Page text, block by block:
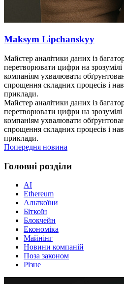
Maksym Lipchanskyy
Майстер аналітики даних із
перетворювати цифри на зрозумілі
компаніям ухвалювати
спрощення складних процесів і
приклади.
Майстер аналітики даних із
перетворювати цифри на зрозумілі
компаніям ухвалювати
спрощення складних процесів і
приклади.
Попередня новина
Головні розділи
AI
Ethereum
Альткоїни
Біткоїн
Блокчейн
Економіка
Майнінг
Новини компаній
Поза законом
Різне